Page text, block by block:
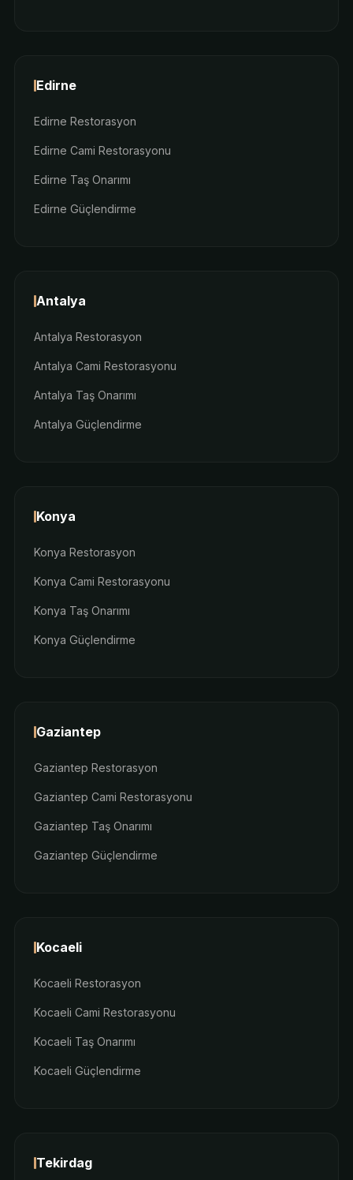
Edirne
Edirne Restorasyon
Edirne Cami Restorasyonu
Edirne Taş Onarımı
Edirne Güçlendirme
Antalya
Antalya Restorasyon
Antalya Cami Restorasyonu
Antalya Taş Onarımı
Antalya Güçlendirme
Konya
Konya Restorasyon
Konya Cami Restorasyonu
Konya Taş Onarımı
Konya Güçlendirme
Gaziantep
Gaziantep Restorasyon
Gaziantep Cami Restorasyonu
Gaziantep Taş Onarımı
Gaziantep Güçlendirme
Kocaeli
Kocaeli Restorasyon
Kocaeli Cami Restorasyonu
Kocaeli Taş Onarımı
Kocaeli Güçlendirme
Tekirdag